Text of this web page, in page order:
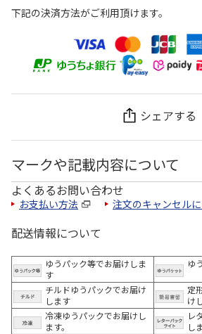
下記の決済方法がご利用頂けます。
シェアする
マークや記載内容について
よくあるお問い合わせ
お支払い方法 注文のキャンセル
配送情報について
ゆうパック等でお届けしま
す
ゆ
チルドゆうパックでお届け
します
定
け
冷凍ゆうパックでお届けし
ます。
レ
し